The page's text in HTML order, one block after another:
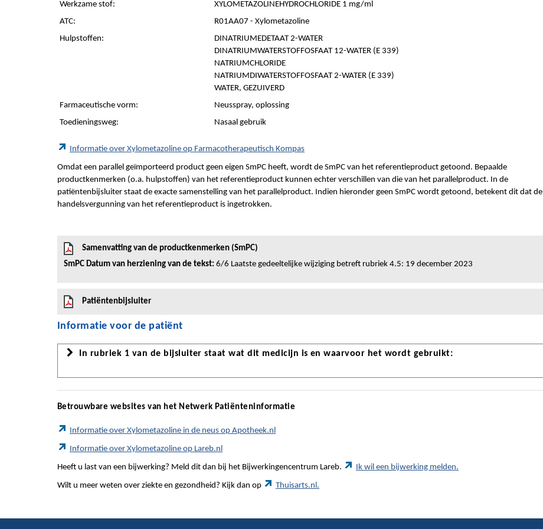
Werkzame stof:
XYLOMETAZOLINEHYDROCHLORIDE 1 mg/ml
ATC:
R01AA07 - Xylometazoline
Hulpstoffen:
DINATRIUMEDETAAT 2-WATER
DINATRIUMWATERSTOFFOSFAAT 12-WATER (E 339)
NATRIUMCHLORIDE
NATRIUMDIWATERSTOFFOSFAAT 2-WATER (E 339)
WATER, GEZUIVERD
Farmaceutische vorm:
Neusspray, oplossing
Toedieningsweg:
Nasaal gebruik
Informatie over Xylometazoline op Farmacotherapeutisch Kompas
Omdat een parallel geïmporteerd product geen eigen SmPC heeft, wordt de SmPC van het referentieproduct getoond. Bepaalde
productkenmerken (o.a. hulpstoffen) van het referentieproduct kunnen echter verschillen van die van het parallelproduct. In de
patiëntenbijsluiter staat de exacte samenstelling van het parallelproduct. Indien hieronder geen SmPC wordt getoond, betekent dit dat de
handelsvergunning van het referentieproduct is ingetrokken.
Samenvatting van de productkenmerken (SmPC)
SmPC Datum van herziening van de tekst: 6/6 Laatste gedeeltelijke wijziging betreft rubriek 4.5: 19 december 2023
Patiëntenbijsluiter
Informatie voor de patiënt
In rubriek 1 van de bijsluiter staat wat dit medicijn is en waarvoor het wordt gebruikt:
Betrouwbare websites van het Netwerk Patiënteninformatie
Informatie over Xylometazoline in de neus op Apotheek.nl
Informatie over Xylometazoline op Lareb.nl
Heeft u last van een bijwerking? Meld dit dan bij het Bijwerkingencentrum Lareb. Ik wil een bijwerking melden.
Wilt u meer weten over ziekte en gezondheid? Kijk dan op Thuisarts.nl.